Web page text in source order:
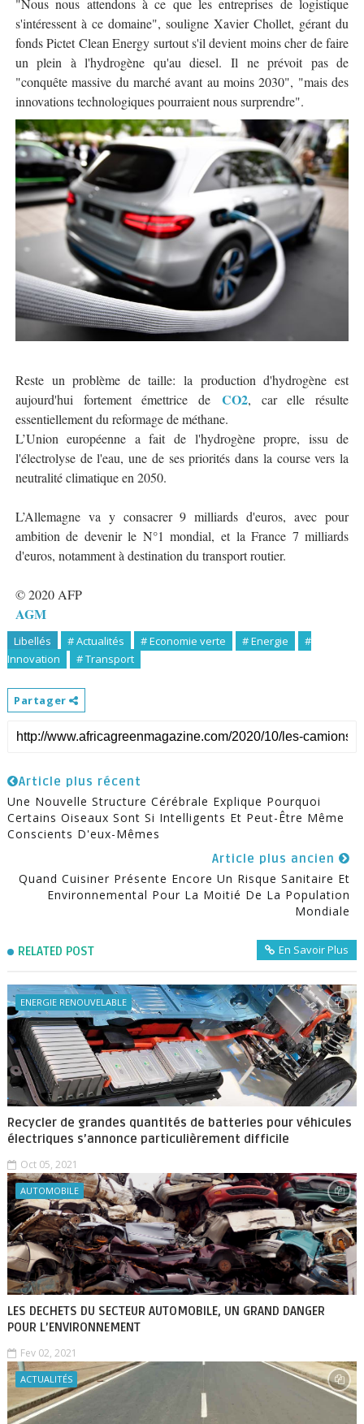
"Nous nous attendons à ce que les entreprises de logistique
s'intéressent à ce domaine", souligne Xavier Chollet, gérant du
fonds Pictet Clean Energy surtout s'il devient moins cher de faire
un plein à l'hydrogène qu'au diesel. Il ne prévoit pas de
"conquête massive du marché avant au moins 2030", "mais des
innovations technologiques pourraient nous surprendre".
Reste un problème de taille: la production d'hydrogène est
aujourd'hui fortement émettrice de CO2, car elle résulte
essentiellement du reformage de méthane.
L’Union européenne a fait de l'hydrogène propre, issu de
l'électrolyse de l'eau, une de ses priorités dans la course vers la
neutralité climatique en 2050.
L’Allemagne va y consacrer 9 milliards d'euros, avec pour
ambition de devenir le N°1 mondial, et la France 7 milliards
d'euros, notamment à destination du transport routier.
© 2020 AFP
AGM
Libellés # Actualités # Economie verte # Energie
#
Innovation
# Transport
Partager
Article plus récent
Une Nouvelle Structure Cérébrale Explique Pourquoi
Certains Oiseaux Sont Si Intelligents Et Peut-Être Même
Conscients D'eux-Mêmes
Article plus ancien
Quand Cuisiner Présente Encore Un Risque Sanitaire Et
Environnemental Pour La Moitié De La Population
Mondiale
RELATED POST En Savoir Plus
ENERGIE RENOUVELABLE
Recycler de grandes quantités de batteries pour véhicules
électriques s’annonce particulièrement difficile
Oct 05, 2021
AUTOMOBILE
LES DECHETS DU SECTEUR AUTOMOBILE, UN GRAND DANGER
POUR L’ENVIRONNEMENT
Fev 02, 2021
ACTUALITÉS